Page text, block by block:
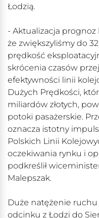
Łodzią.
- Aktualizacja prognoz
że zwiększyliśmy do
prędkość
skrócenia czasów
efektywności linii
Dużych Prędkości,
miliardów złotych,
potoki pasażerskie.
oznacza istotny
Polskich Linii
oczekiwania rynku i
podkreślił
Malepszak.
Duże natężenie
odcinku z Łodzi do